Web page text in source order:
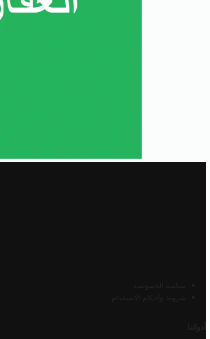
سياسة الخصوصية
شروط وأحكام الاستخدام
أدواتنا